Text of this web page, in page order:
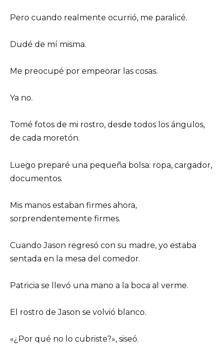
Pero cuando realmente ocurrió, me paralicé.
Dudé de mí misma.
Me preocupé por empeorar las cosas.
Ya no.
Tomé fotos de mi rostro, desde todos los ángulos,
de cada moretón.
Luego preparé una pequeña bolsa: ropa, cargador,
documentos.
Mis manos estaban firmes ahora,
sorprendentemente firmes.
Cuando Jason regresó con su madre, yo estaba
sentada en la mesa del comedor.
Patricia se llevó una mano a la boca al verme.
El rostro de Jason se volvió blanco.
«¿Por qué no lo cubriste?», siseó.